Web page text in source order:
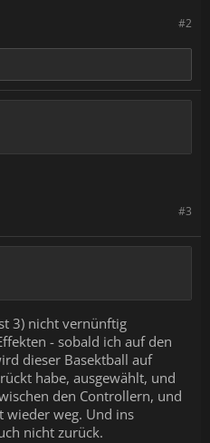
#2
#3
3) nicht vernünftig
- sobald ich auf den
dieser Basektball auf
habe, ausgewählt, und
den Controllern, und
wieder weg. Und ins
nicht zurück.